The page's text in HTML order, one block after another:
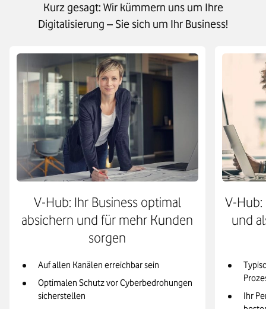
Kurz gesagt: Wir kümmern uns um Ihre
Digitalisierung – Sie sich um Ihr Business!
V-Hub: Ihr Business optimal
absichern und für mehr Kunden
sorgen
Auf allen Kanälen erreichbar sein
Optimalen Schutz vor Cyberbedrohungen
sicherstellen
V-
und
Ihr